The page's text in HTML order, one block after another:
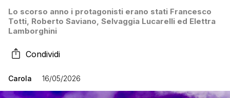
Lo scorso anno i protagonisti erano stati Francesco
Totti, Roberto Saviano, Selvaggia Lucarelli ed Elettra
Lamborghini
Condividi
Carola 16/05/2026